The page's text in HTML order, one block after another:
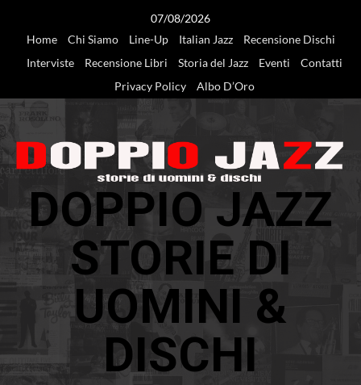
07/08/2026
Home
Chi Siamo Line-Up Italian Jazz
Recensione Dischi
Interviste
Recensione Libri Storia del Jazz Eventi
Contatti
Privacy Policy
Albo D’Oro
DOPPIO JAZZ
STORIE DI
UOMINI &
DISCHI